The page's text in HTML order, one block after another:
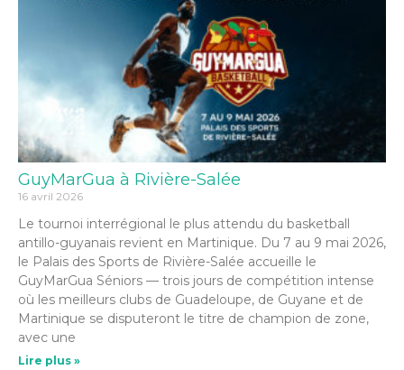
GuyMarGua à Rivière-Salée
16 avril 2026
Le tournoi interrégional le plus attendu du basketball
antillo-guyanais revient en Martinique. Du 7 au 9 mai 2026,
le Palais des Sports de Rivière-Salée accueille le
GuyMarGua Séniors — trois jours de compétition intense
où les meilleurs clubs de Guadeloupe, de Guyane et de
Martinique se disputeront le titre de champion de zone,
avec une
Lire plus »